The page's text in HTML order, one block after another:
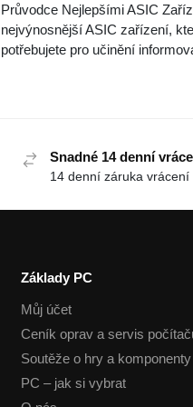
Průvodce Nejlepšími ASIC
nejvýnosnější ASIC zařízení,
potřebujete pro učinění
Snadné 14 denní
14 denní záruka vrácení
Základy PC
Můj účet
Ceník oprav a servis
Soutěže o hry a komponenty
PC – jak si vybrat